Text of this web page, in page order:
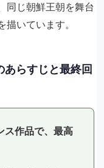
同じ朝鮮王朝を舞台
いています。
あらすじと最終回
ス作品で、最高